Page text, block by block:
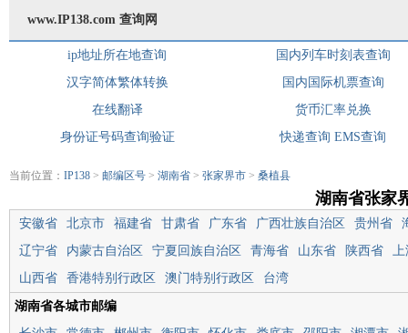
www.IP138.com 查询网
ip地址所在地查询
国内列车时刻表查询
汉字简体繁体转换
国内国际机票查询
在线翻译
货币汇率兑换
身份证号码查询验证
快递查询 EMS查询
当前位置： IP138 > 邮编区号 > 湖南省 > 张家界市 > 桑植县
湖南省张家
安徽省 北京市 福建省 甘肃省 广东省 广西壮族自治区 贵州省
辽宁省
内蒙古自治区 宁夏回族自治区 青海省 山东省 陕西省
上
山西省
香港特别行政区 澳门特别行政区 台湾
湖南省各城市邮编